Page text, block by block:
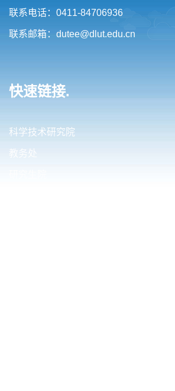
联系电话：0411-84706936
联系邮箱：dutee@dlut.edu.cn
快速链接.
科学技术研究院
教务处